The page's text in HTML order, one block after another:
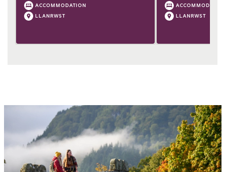
ACCOMMODATION
LLANRWST
LLANRWST